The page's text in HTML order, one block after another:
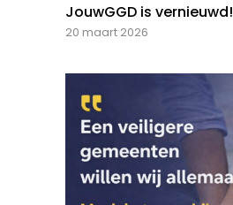
JouwGGD is vernieuwd!
20 maart 2026